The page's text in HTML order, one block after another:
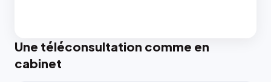
Une téléconsultation comme en
cabinet